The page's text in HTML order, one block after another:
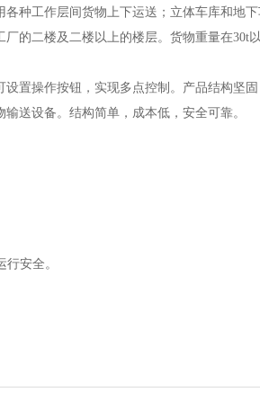
种工作层间货物上下运送；立体车库和地
的二楼及二楼以上的楼层。货物重量在30t以
置操作按钮，实现多点控制。产品结构坚固
送设备。结构简单，成本低，安全可靠。
安全。